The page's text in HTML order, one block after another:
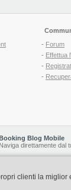
- Forum
- Effettua
-
-
Blog Mobile
Naviga direttamente dal
S.r.l. Socio Unico -
clienti la